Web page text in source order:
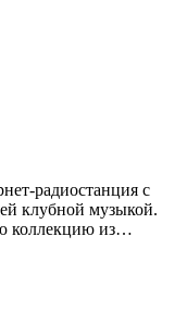
радиостанция с
клубной музыкой.
коллекцию из…